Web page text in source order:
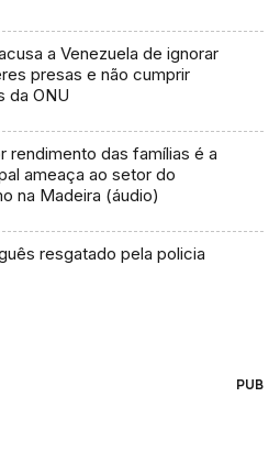
a Venezuela de ignorar
presas e não cumprir
da ONU
rendimento das famílias é a
ameaça ao setor do
na Madeira (áudio)
resgatado pela policia
PUB